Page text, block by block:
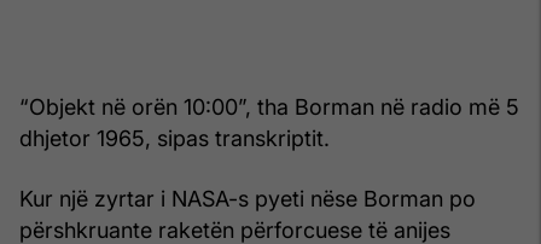
“Objekt në orën 10:00”, tha Borman në radio më 5
dhjetor 1965, sipas transkriptit.
Kur një zyrtar i NASA-s pyeti nëse Borman po
përshkruante raketën përforcuese të anijes